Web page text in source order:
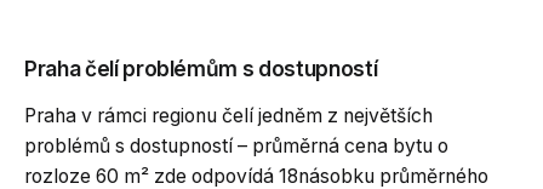
Praha čelí problémům s dostupností
Praha v rámci regionu čelí jedněm z největších
problémů s dostupností – průměrná cena bytu o
rozloze 60 m² zde odpovídá 18násobku průměrného